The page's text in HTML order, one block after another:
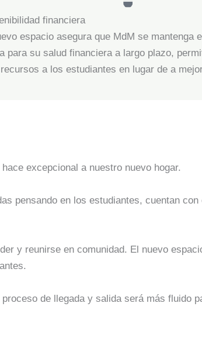
financiera
espacio asegura que MdM se mantenga
para su salud financiera a largo plazo,
a los estudiantes en lugar de a
excepcional a nuestro nuevo hogar.
pensando en los estudiantes, cuentan
y reunirse en comunidad. El nuevo
de llegada y salida será más fluido